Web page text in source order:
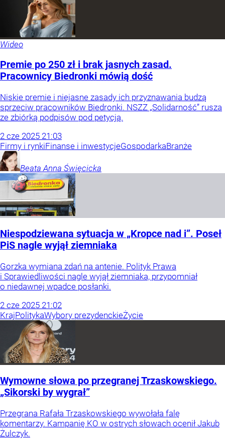
Wideo
Premie po 250 zł i brak jasnych zasad.
Pracownicy Biedronki mówią dość
Niskie premie i niejasne zasady ich przyznawania budzą
sprzeciw pracowników Biedronki. NSZZ „Solidarność” rusza
ze zbiórką podpisów pod petycją.
2 cze 2025 21:03
Firmy i rynkiFinanse i inwestycjeGospodarkaBranże
Beata Anna Święcicka
Niespodziewana sytuacja w „Kropce nad i”. Poseł
PiS nagle wyjął ziemniaka
Gorzka wymiana zdań na antenie. Polityk Prawa
i Sprawiedliwości nagle wyjął ziemniaka, przypomniał
o niedawnej wpadce posłanki.
2 cze 2025 21:02
KrajPolitykaWybory prezydenckieŻycie
Wymowne słowa po przegranej Trzaskowskiego.
„Sikorski by wygrał”
Przegrana Rafała Trzaskowskiego wywołała falę
komentarzy. Kampanię KO w ostrych słowach ocenił Jakub
Żulczyk.